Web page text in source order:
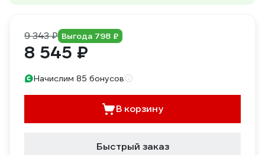
9 343 ₽ Выгода 798 ₽
8 545 ₽
Начислим 85 бонусов
В корзину
Быстрый заказ